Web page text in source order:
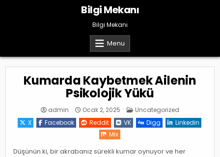
Bilgi Mekanı
Bilgi Mekanı
Menu
Kumarda Kaybetmek Ailenin
Psikolojik Yükü
admin Ocak 2, 2025 Posted
Uncategorized
X
Facebook Reddit VK Digg
Linkedin
Mix
Düşünün ki, bir akrabanız sürekli kumar oynuyor ve her